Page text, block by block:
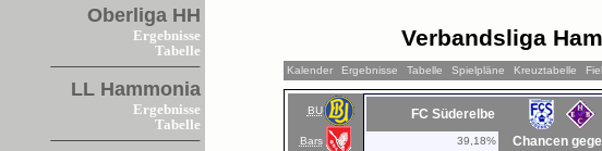
Oberliga HH
Ergebnisse
Tabelle
LL Hammonia
Ergebnisse
Tabelle
Verbandsliga
Kalender Ergebnisse Tabelle Spielpläne Kreuztabelle
BU
Bars
FC Süderelbe
39,18% Chancen